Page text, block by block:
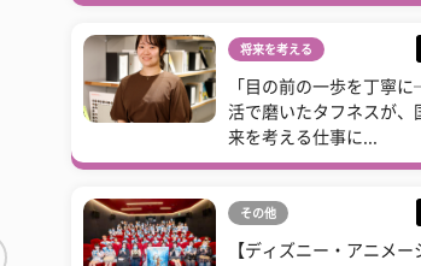
将来を考える
「目の前の一歩を丁寧
活で磨いたタフネスが、
来を考える仕事に...
その他
【ディズニー・アニメー